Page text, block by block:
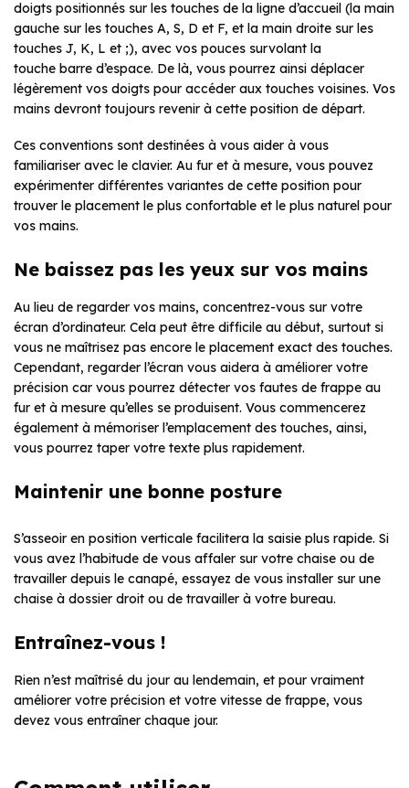
doigts positionnés sur les touches de la ligne d’accueil (la main
gauche sur les touches A, S, D et F, et la main droite sur les
touches J, K, L et ;), avec vos pouces survolant la
touche barre d’espace. De là, vous pourrez ainsi déplacer
légèrement vos doigts pour accéder aux touches voisines. Vos
mains devront toujours revenir à cette position de départ.
Ces conventions sont destinées à vous aider à vous
familiariser avec le clavier. Au fur et à mesure, vous pouvez
expérimenter différentes variantes de cette position pour
trouver le placement le plus confortable et le plus naturel pour
vos mains.
Ne baissez pas les yeux sur vos mains
Au lieu de regarder vos mains, concentrez-vous sur votre
écran d’ordinateur. Cela peut être difficile au début, surtout si
vous ne maîtrisez pas encore le placement exact des touches.
Cependant, regarder l’écran vous aidera à améliorer votre
précision car vous pourrez détecter vos fautes de frappe au
fur et à mesure qu’elles se produisent. Vous commencerez
également à mémoriser l’emplacement des touches, ainsi,
vous pourrez taper votre texte plus rapidement.
Maintenir une bonne posture
S’asseoir en position verticale facilitera la saisie plus rapide. Si
vous avez l’habitude de vous affaler sur votre chaise ou de
travailler depuis le canapé, essayez de vous installer sur une
chaise à dossier droit ou de travailler à votre bureau.
Entraînez-vous !
Rien n’est maîtrisé du jour au lendemain, et pour vraiment
améliorer votre précision et votre vitesse de frappe, vous
devez vous entraîner chaque jour.